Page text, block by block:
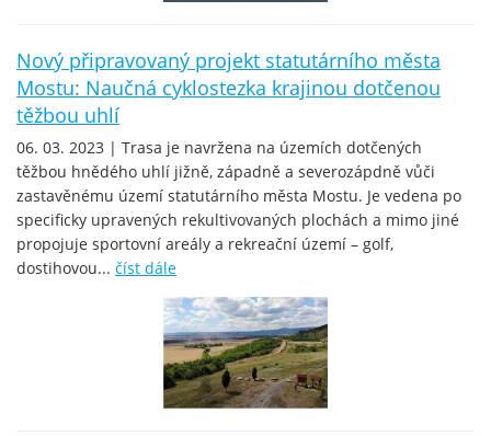
Nový připravovaný projekt statutárního města
Mostu: Naučná cyklostezka krajinou dotčenou
těžbou uhlí
06. 03. 2023 | Trasa je navržena na územích dotčených
těžbou hnědého uhlí jižně, západně a severozápdně vůči
zastavěnému území statutárního města Mostu. Je vedena po
specificky upravených rekultivovaných plochách a mimo jiné
propojuje sportovní areály a rekreační území – golf,
dostihovou... číst dále